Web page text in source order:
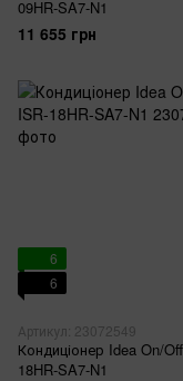
09HR-SA7-N1
11 655 грн
6
6
Артикул: 23072549
Кондиціонер Idea On/
18HR-SA7-N1